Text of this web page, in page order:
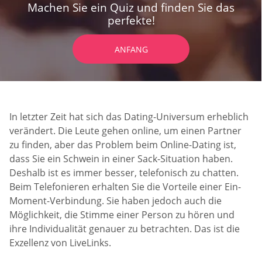
Machen Sie ein Quiz und finden Sie das
perfekte!
ANFANG
In letzter Zeit hat sich das Dating-Universum erheblich
verändert. Die Leute gehen online, um einen Partner
zu finden, aber das Problem beim Online-Dating ist,
dass Sie ein Schwein in einer Sack-Situation haben.
Deshalb ist es immer besser, telefonisch zu chatten.
Beim Telefonieren erhalten Sie die Vorteile einer Ein-
Moment-Verbindung. Sie haben jedoch auch die
Möglichkeit, die Stimme einer Person zu hören und
ihre Individualität genauer zu betrachten. Das ist die
Exzellenz von LiveLinks.